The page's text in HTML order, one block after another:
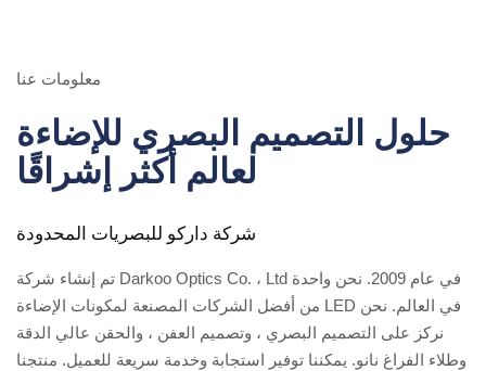
معلومات عنا
حلول التصميم البصري للإضاءة
لعالم أكثر إشراقًا
شركة داركو للبصريات المحدودة
تم إنشاء شركة Darkoo Optics Co. ، Ltd في عام 2009. نحن واحدة
من أفضل الشركات المصنعة لمكونات الإضاءة LED في العالم. نحن
نركز على التصميم البصري ، وتصميم العفن ، والحقن عالي الدقة
وطلاء الفراغ نانو. يمكننا توفير استجابة وخدمة سريعة للعميل. منتجنا